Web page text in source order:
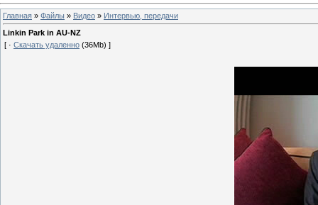
Главная » Файлы » Видео » Интервью, передачи
Linkin Park in AU-NZ
[ · Скачать удаленно (36Mb) ]